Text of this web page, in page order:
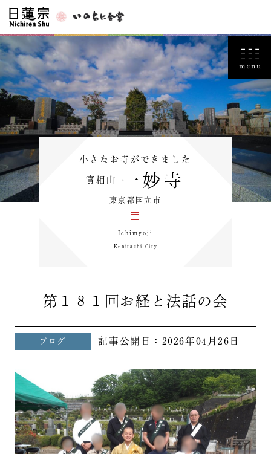
小さなお寺ができました
實相山 一妙寺
東京都国立市
Ichimyoji
Kunitachi City
第１８１回お経と法話の会
ブログ 記事公開日： 2026年04月26日